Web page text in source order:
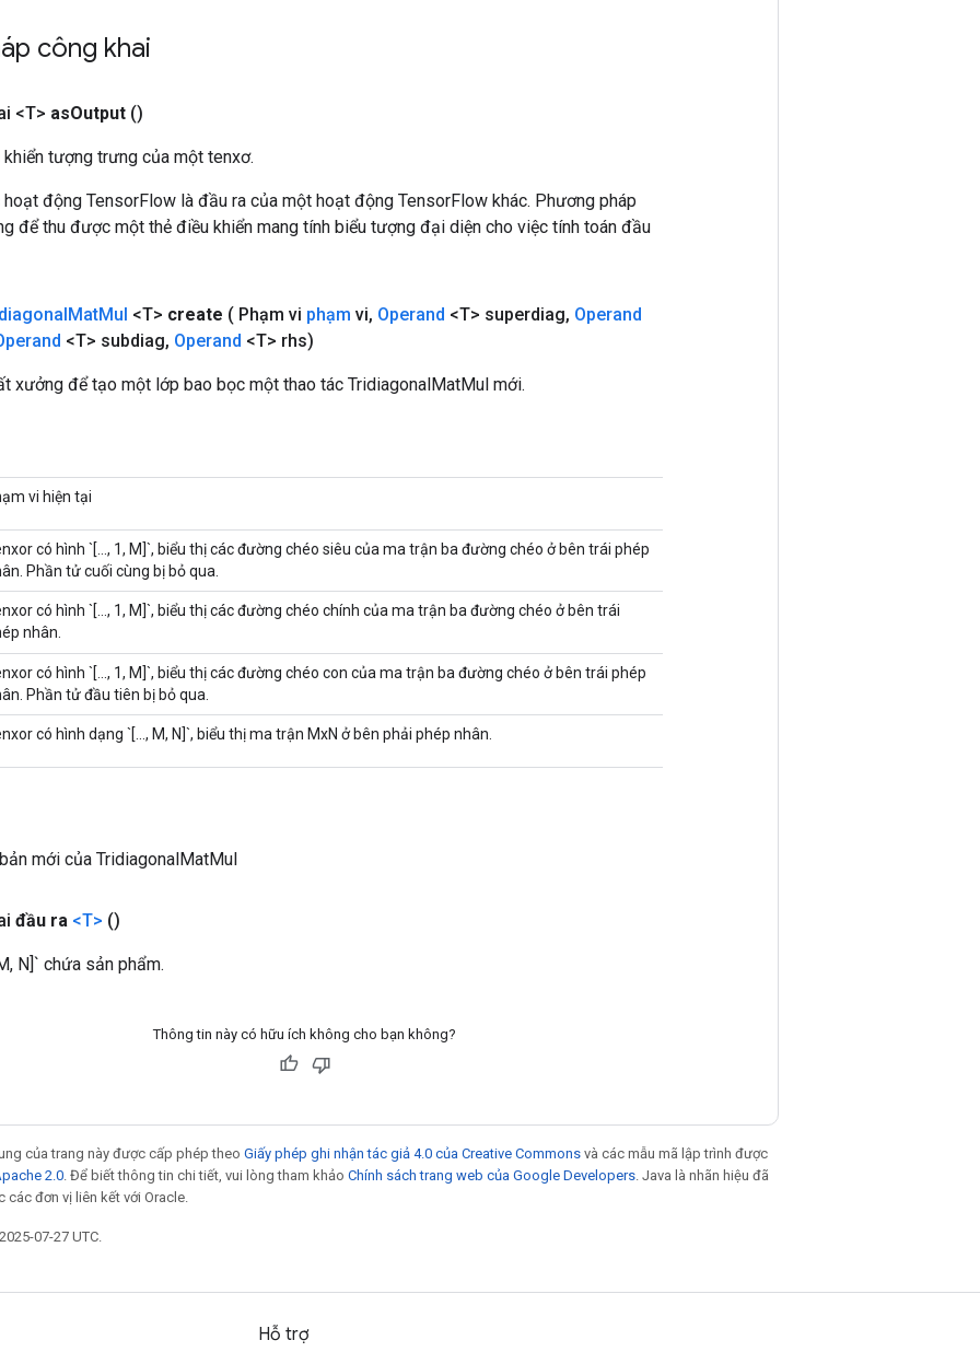
công khai
<T> asOutput ()
khiển tượng trưng của một tenxơ.
động TensorFlow là đầu ra của một hoạt động TensorFlow khác. Phương pháp
để thu được một thẻ điều khiển mang tính biểu tượng đại diện cho việc tính toán đầu
MatMul <T> create ( Phạm vi phạm vi, Operand <T> superdiag, Operand
<T> subdiag, Operand <T> rhs)
xưởng để tạo một lớp bao bọc một thao tác TridiagonalMatMul mới.
vi hiện tại
có hình `[..., 1, M]`, biểu thị các đường chéo siêu của ma trận ba đường chéo ở bên trái phép
Phần tử cuối cùng bị bỏ qua.
có hình `[..., 1, M]`, biểu thị các đường chéo chính của ma trận ba đường chéo ở bên trái
nhân.
có hình `[..., 1, M]`, biểu thị các đường chéo con của ma trận ba đường chéo ở bên trái phép
Phần tử đầu tiên bị bỏ qua.
có hình dạng `[..., M, N]`, biểu thị ma trận MxN ở bên phải phép nhân.
mới của TridiagonalMatMul
đầu ra <T> ()
N]` chứa sản phẩm.
Thông tin này có hữu ích không cho bạn không?
của trang này được cấp phép theo Giấy phép ghi nhận tác giả 4.0 của Creative Commons và các mẫu mã lập trình được
2.0 . Để biết thông tin chi tiết, vui lòng tham khảo Chính sách trang web của Google Developers . Java là nhãn hiệu đã
đơn vị liên kết với Oracle.
07-27 UTC.
Hỗ trợ